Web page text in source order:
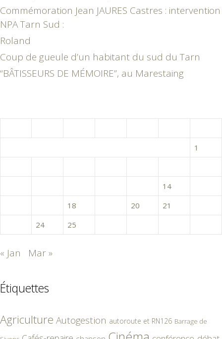
Commémoration Jean JAURES Castres : intervention
NPA Tarn Sud :
Roland
Coup de gueule d’un habitant du sud du Tarn
“BÂTISSEURS DE MÉMOIRE”, au Marestaing
1
14
18 20 21
24 25
« Jan Mar »
Étiquettes
Agriculture Autogestion autoroute et RN126 Barrage de